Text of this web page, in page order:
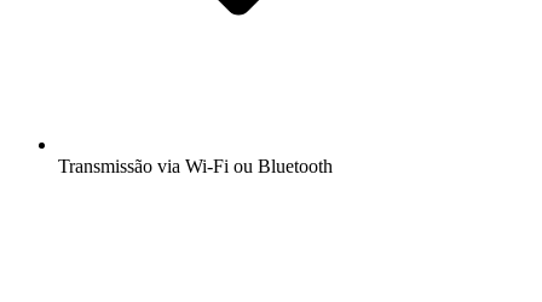
Transmissão via Wi-Fi ou Bluetooth